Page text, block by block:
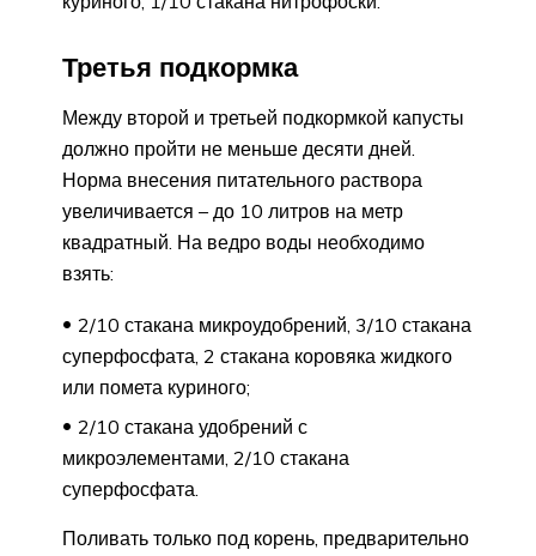
Третья подкормка
Между второй и третьей подкормкой капусты
должно пройти не меньше десяти дней.
Норма внесения питательного раствора
увеличивается – до 10 литров на метр
квадратный. На ведро воды необходимо
взять:
2/10 стакана микроудобрений, 3/10 стакана
суперфосфата, 2 стакана коровяка жидкого
или помета куриного;
2/10 стакана удобрений с
микроэлементами, 2/10 стакана
суперфосфата.
Поливать только под корень, предварительно